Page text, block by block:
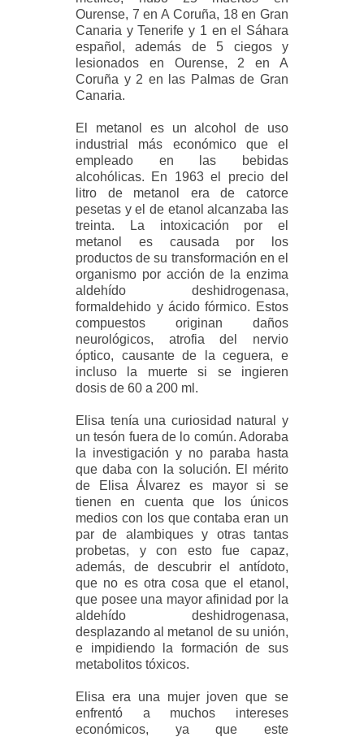
Ourense, 7 en A Coruña, 18 en Gran
Canaria y Tenerife y 1 en el Sáhara
español, además de 5 ciegos y
lesionados en Ourense, 2 en A
Coruña y 2 en las Palmas de Gran
Canaria.
El metanol es un alcohol de uso
industrial más económico que el
empleado en las bebidas
alcohólicas. En 1963 el precio del
litro de metanol era de catorce
pesetas y el de etanol alcanzaba las
treinta. La intoxicación por el
metanol es causada por los
productos de su transformación en el
organismo por acción de la enzima
aldehído deshidrogenasa,
formaldehido y ácido fórmico. Estos
compuestos originan daños
neurológicos, atrofia del nervio
óptico, causante de la ceguera, e
incluso la muerte si se ingieren
dosis de 60 a 200 ml.
Elisa tenía una curiosidad natural y
un tesón fuera de lo común. Adoraba
la investigación y no paraba hasta
que daba con la solución. El mérito
de Elisa Álvarez es mayor si se
tienen en cuenta que los únicos
medios con los que contaba eran un
par de alambiques y otras tantas
probetas, y con esto fue capaz,
además, de descubrir el antídoto,
que no es otra cosa que el etanol,
que posee una mayor afinidad por la
aldehído deshidrogenasa,
desplazando al metanol de su unión,
e impidiendo la formación de sus
metabolitos tóxicos.
Elisa era una mujer joven que se
enfrentó a muchos intereses
económicos, ya que este